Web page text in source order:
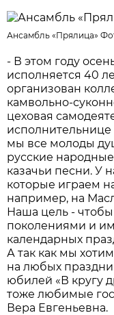
Ансамбль «Прялица»
- В этом году
исполняется 40
организован
камвольно-
цеховая
исполнительнице
мы все молоды
русские
казачьи песни. У
которые играем
например, на
Наша цель -
поколениями и
календарных
А так как мы
на любых
юбилей «В кругу
тоже любимые
Вера Евгеньевна.